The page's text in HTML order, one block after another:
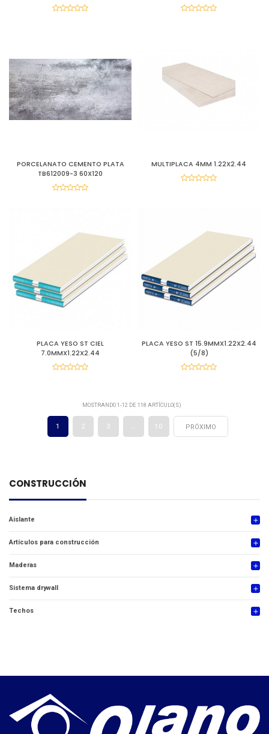
CONSTRUCCIÓN
Aislante add
Artículos para construcción add
Maderas add
Sistema drywall add
Techos add
PORCELANATO CEMENTO PLATA
TB612009-3 60X120
MULTIPLACA 4MM 1.22X2.44
PLACA YESO ST CIEL
7.0MMX1.22X2.44
PLACA YESO ST 15.9MMX1.22X2.44
(5/8)
MOSTRANDO 1-12 DE 118 ARTÍCULO(S)
1 2 3 10 PRÓXIMO